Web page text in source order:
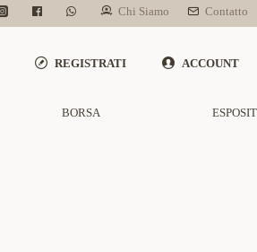
Chi Siamo Contatto
REGISTRATI ACCOUNT
BORSA